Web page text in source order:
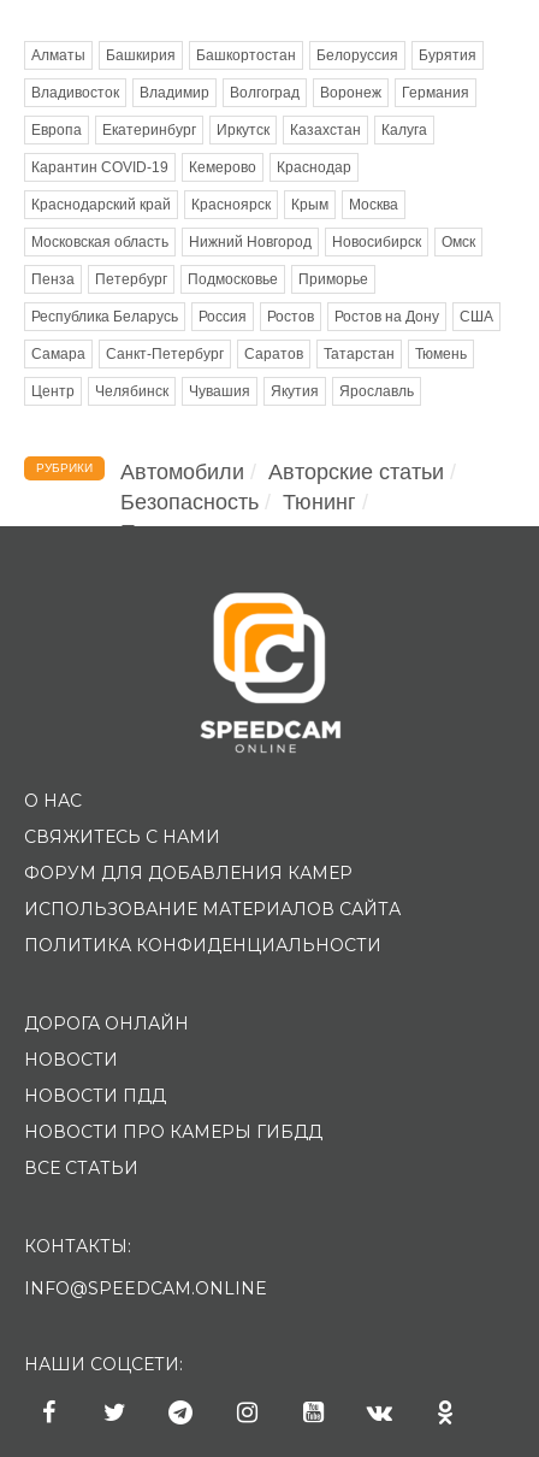
Алматы Башкирия Башкортостан Белоруссия Бурятия
Владивосток Владимир Волгоград Воронеж Германия
Европа Екатеринбург Иркутск Казахстан Калуга
Карантин COVID-19 Кемерово Краснодар
Краснодарский край Красноярск Крым Москва
Московская область Нижний Новгород Новосибирск Омск
Пенза Петербург Подмосковье Приморье
Республика Беларусь Россия Ростов Ростов на Дону США
Самара Санкт-Петербург Саратов Татарстан Тюмень
Центр Челябинск Чувашия Якутия Ярославль
РУБРИКИ Автомобили
Авторские статьи
Безопасность
Тюнинг
Помощь водителю
О НАС
СВЯЖИТЕСЬ С НАМИ
ФОРУМ ДЛЯ ДОБАВЛЕНИЯ КАМЕР
ИСПОЛЬЗОВАНИЕ МАТЕРИАЛОВ САЙТА
ПОЛИТИКА КОНФИДЕНЦИАЛЬНОСТИ
ДОРОГА ОНЛАЙН
НОВОСТИ
НОВОСТИ ПДД
НОВОСТИ ПРО КАМЕРЫ ГИБДД
ВСЕ СТАТЬИ
КОНТАКТЫ:
INFO@SPEEDCAM.ONLINE
НАШИ СОЦСЕТИ: